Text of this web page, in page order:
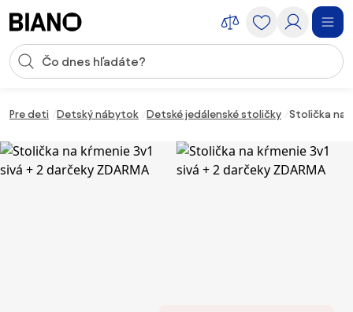
Vstup pre vyhľadávanie
Pre deti Detský nábytok Detské jedálenské stoličky Stolička na